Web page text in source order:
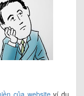
của websiteví dụ